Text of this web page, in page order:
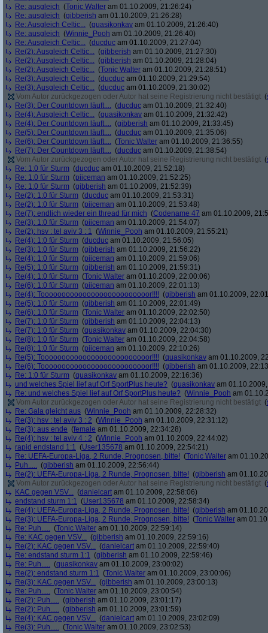
Re: ausgleich (Tonic Walter am 01.10.2009, 21:26:24)
Re: ausgleich (gibberish am 01.10.2009, 21:26:28)
Re: Ausgleich Celtic... (quasikonkav am 01.10.2009, 21:26:40)
Re: ausgleich (Winnie_Pooh am 01.10.2009, 21:26:40)
Re: Ausgleich Celtic... (ducduc am 01.10.2009, 21:27:04)
Re(2): Ausgleich Celtic... (gibberish am 01.10.2009, 21:27:30)
Re(2): Ausgleich Celtic... (gibberish am 01.10.2009, 21:28:04)
Re(2): Ausgleich Celtic... (Tonic Walter am 01.10.2009, 21:28:51)
Re(3): Ausgleich Celtic... (ducduc am 01.10.2009, 21:29:54)
Re(3): Ausgleich Celtic... (ducduc am 01.10.2009, 21:30:02)
Vom Autor zurückgezogen oder Autor hat seine Registrierung nicht bestätigt (
Re(3): Der Countdown läuft.... (ducduc am 01.10.2009, 21:32:40)
Re(4): Ausgleich Celtic... (quasikonkav am 01.10.2009, 21:32:42)
Re(4): Der Countdown läuft.... (gibberish am 01.10.2009, 21:33:45)
Re(5): Der Countdown läuft.... (ducduc am 01.10.2009, 21:35:06)
Re(6): Der Countdown läuft.... (Tonic Walter am 01.10.2009, 21:36:55)
Re(7): Der Countdown läuft.... (ducduc am 01.10.2009, 21:38:54)
Vom Autor zurückgezogen oder Autor hat seine Registrierung nicht bestätigt (
Re: 1:0 für Sturm (ducduc am 01.10.2009, 21:52:18)
Re: 1:0 für Sturm (piiceman am 01.10.2009, 21:52:25)
Re: 1:0 für Sturm (gibberish am 01.10.2009, 21:52:39)
Re(2): 1:0 für Sturm (ducduc am 01.10.2009, 21:53:31)
Re(2): 1:0 für Sturm (piiceman am 01.10.2009, 21:53:48)
Re(7): endlich wieder ein thread für mich (Codename 47 am 01.10.2009,
Re(3): 1:0 für Sturm (piiceman am 01.10.2009, 21:54:07)
Re(2): hsv : tel aviv 3 : 1 (Winnie_Pooh am 01.10.2009, 21:55:21)
Re(4): 1:0 für Sturm (ducduc am 01.10.2009, 21:56:05)
Re(3): 1:0 für Sturm (gibberish am 01.10.2009, 21:56:22)
Re(4): 1:0 für Sturm (piiceman am 01.10.2009, 21:59:06)
Re(5): 1:0 für Sturm (gibberish am 01.10.2009, 21:59:31)
Re(4): 1:0 für Sturm (Tonic Walter am 01.10.2009, 22:00:06)
Re(6): 1:0 für Sturm (piiceman am 01.10.2009, 22:01:13)
Re(4): Toooooooooooooooooooooooooor!!!! (gibberish am 01.10.2009,
Re(5): 1:0 für Sturm (gibberish am 01.10.2009, 22:01:49)
Re(6): 1:0 für Sturm (Tonic Walter am 01.10.2009, 22:02:50)
Re(7): 1:0 für Sturm (gibberish am 01.10.2009, 22:04:13)
Re(7): 1:0 für Sturm (quasikonkav am 01.10.2009, 22:04:30)
Re(8): 1:0 für Sturm (Tonic Walter am 01.10.2009, 22:04:58)
Re(8): 1:0 für Sturm (piiceman am 01.10.2009, 22:10:26)
Re(5): Toooooooooooooooooooooooooor!!!! (quasikonkav am 01.10.2009,
Re(6): Toooooooooooooooooooooooooor!!!! (gibberish am 01.10.2009,
Re: 1:0 für Sturm (quasikonkav am 01.10.2009, 22:16:36)
und welches Spiel lief auf Orf SportPlus heute? (quasikonkav am
Re: und welches Spiel lief auf Orf SportPlus heute? (Winnie_Pooh am
Vom Autor zurückgezogen oder Autor hat seine Registrierung nicht bestätigt (
Re: Gala gleicht aus (Winnie_Pooh am 01.10.2009, 22:28:32)
Re(3): hsv : tel aviv 3 : 2 (Winnie_Pooh am 01.10.2009, 22:31:12)
Re(3): aus ende (female am 01.10.2009, 22:34:28)
Re(4): hsv : tel aviv 4 : 2 (Winnie_Pooh am 01.10.2009, 22:44:02)
rapid endstand 1:1 (User135678 am 01.10.2009, 22:54:21)
Re: UEFA-Europa-Liga, 2 Runde, Prognosen, bitte! (Tonic Walter am
Puh..... (gibberish am 01.10.2009, 22:56:44)
Re(2): UEFA-Europa-Liga, 2 Runde, Prognosen, bitte! (gibberish am
Vom Autor zurückgezogen oder Autor hat seine Registrierung nicht bestätigt (
KAC gegen VSV... (danielcart am 01.10.2009, 22:58:06)
endstand sturm 1:1 (User135678 am 01.10.2009, 22:58:34)
Re(4): UEFA-Europa-Liga, 2 Runde, Prognosen, bitte! (gibberish am
Re(3): UEFA-Europa-Liga, 2 Runde, Prognosen, bitte! (Tonic Walter am
Re: Puh..... (Tonic Walter am 01.10.2009, 22:59:14)
Re: KAC gegen VSV... (gibberish am 01.10.2009, 22:59:16)
Re(2): KAC gegen VSV... (danielcart am 01.10.2009, 22:59:40)
Re: endstand sturm 1:1 (gibberish am 01.10.2009, 22:59:46)
Re: Puh..... (quasikonkav am 01.10.2009, 23:00:02)
Re(2): endstand sturm 1:1 (Tonic Walter am 01.10.2009, 23:00:06)
Re(3): KAC gegen VSV... (gibberish am 01.10.2009, 23:00:13)
Re: Puh..... (Tonic Walter am 01.10.2009, 23:00:54)
Re(2): Puh..... (gibberish am 01.10.2009, 23:01:17)
Re(2): Puh..... (gibberish am 01.10.2009, 23:01:59)
Re(4): KAC gegen VSV... (danielcart am 01.10.2009, 23:02:09)
Re(3): Puh..... (Tonic Walter am 01.10.2009, 23:02:53)